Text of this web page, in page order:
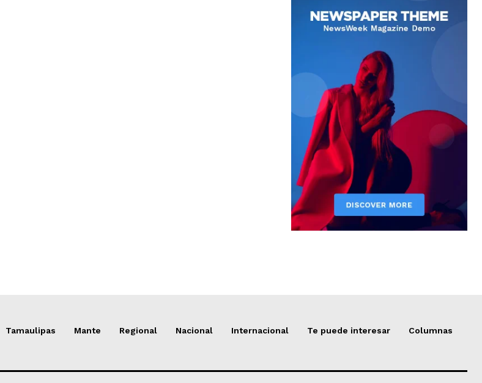
Tamaulipas Mante Regional Nacional Internacional Te puede interesar Columnas